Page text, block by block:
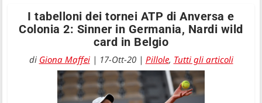
I tabelloni dei tornei ATP di Anversa e
Colonia 2: Sinner in Germania, Nardi wild
card in Belgio
di Giona Maffei| 17-Ott-20| Pillole, Tutti gli articoli